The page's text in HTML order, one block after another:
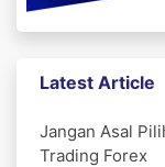
Latest Article
Jangan Asal
Trading Forex